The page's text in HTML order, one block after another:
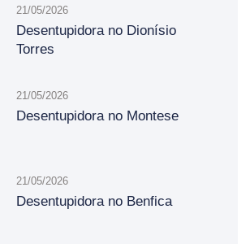
21/05/2026
Desentupidora no Dionísio
Torres
21/05/2026
Desentupidora no Montese
21/05/2026
Desentupidora no Benfica